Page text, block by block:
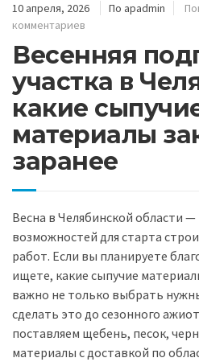
10 апреля, 2026 По apadmin
комментариев
Весенняя
участка в
какие
материалы
заранее
Весна в Челябинской области
возможностей для старта
работ. Если вы планируете
ищете, какие сыпучие
важно не только выбрать
сделать это до сезонного
поставляем щебень, песок,
материалы с доставкой по